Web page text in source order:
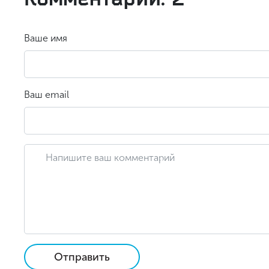
Ваше имя
Ваш email
Отправить